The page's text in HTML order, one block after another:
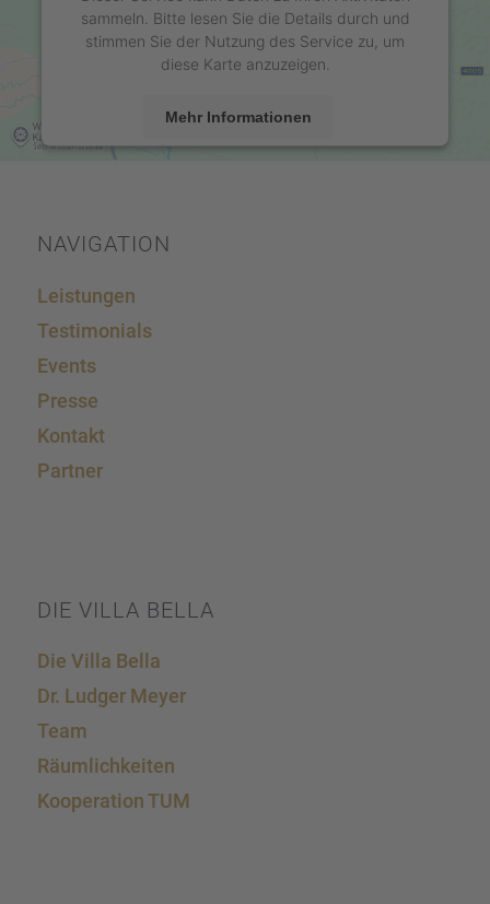
sammeln. Bitte lesen Sie die Details durch und
stimmen Sie der Nutzung des Service zu, um
diese Karte anzuzeigen.
Mehr Informationen
NAVIGA­TION
Leistun­gen
Testi­mo­ni­als
Events
Presse
Kontakt
Partner
DIE VILLA BELLA
Die Villa Bella
Dr. Ludger Meyer
Team
Räumlich­kei­ten
Koope­ra­tion TUM